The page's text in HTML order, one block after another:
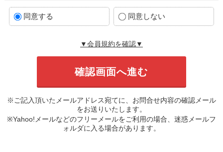
同意する 同意しない
▼会員規約を確認▼
※ご記入頂いたメールアドレス宛てに、お問合せ内容の確認メール
をお送りいたします。
※Yahoo!メールなどのフリーメールをご利用の場合、迷惑メールフ
ォルダに入る場合があります。